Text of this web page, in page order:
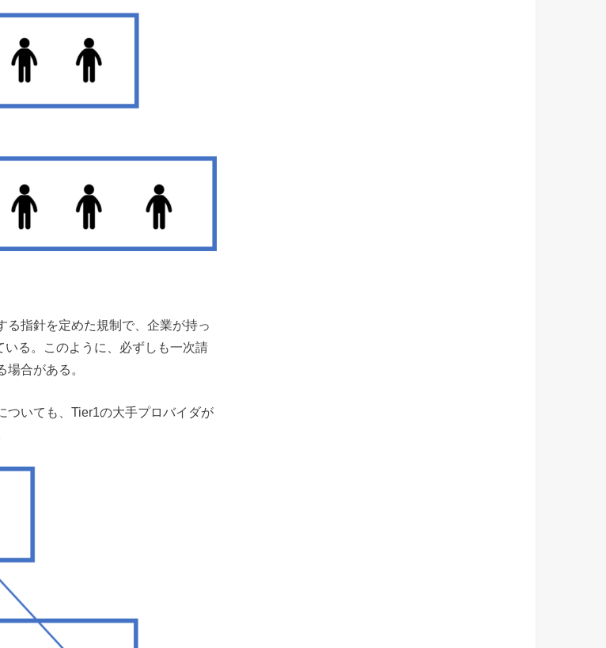
る指針を定めた規制で、企業が持っ
る。このように、必ずしも一次請
合がある。
ついても、Tier1の大手プロバイダが